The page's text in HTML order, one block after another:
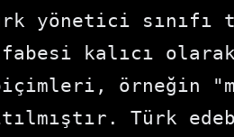
yönetici sınıfı
kalıcı
örneğin
Türk